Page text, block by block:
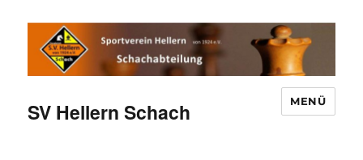
SV Hellern Schach MENÜ